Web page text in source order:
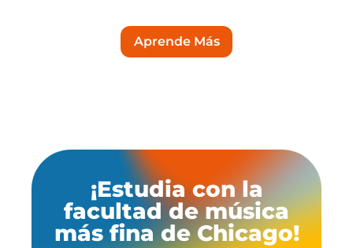
Aprende Más
¡Estudia con la
facultad de música
más fina de Chicago!